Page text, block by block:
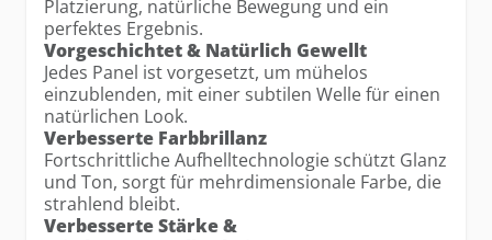
Platzierung, natürliche Bewegung und ein
perfektes Ergebnis.
Vorgeschichtet & Natürlich Gewellt
Jedes Panel ist vorgesetzt, um mühelos
einzublenden, mit einer subtilen Welle für einen
natürlichen Look.
Verbesserte Farbbrillanz
Fortschrittliche Aufhelltechnologie schützt Glanz
und Ton, sorgt für mehrdimensionale Farbe, die
strahlend bleibt.
Verbesserte Stärke &